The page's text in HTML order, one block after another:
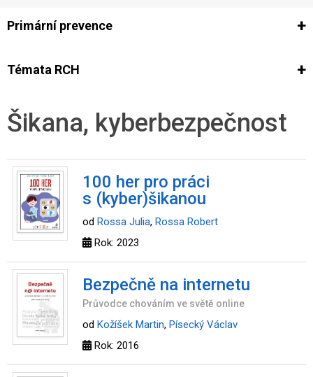
Primární prevence
Ze světa prevence
Témata RCH
Co je rizikové chování (RCH) Agrese a šikana Závislostní
Šikana, kyberbezpečnost
100 her pro práci
s (kyber)šikanou
od Rossa Julia, Rossa Robert
Rok: 2023
Bezpečně na internetu
Průvodce chováním ve světě online
od Kožíšek Martin, Písecký Václav
Rok: 2016